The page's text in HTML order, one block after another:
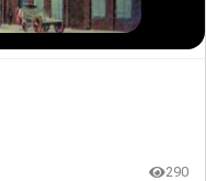
290